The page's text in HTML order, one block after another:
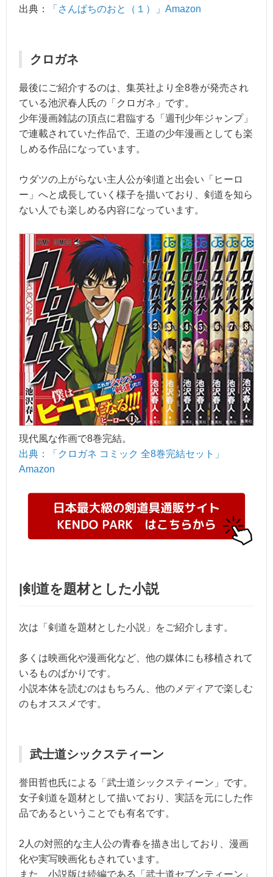
出典：
「さんぱちのおと（１）」Amazon
クロガネ
最後にご紹介するのは、集英社より全8巻が発売され
ている池沢春人氏の「クロガネ」です。
少年漫画雑誌の頂点に君臨する「週刊少年ジャンプ」
で連載されていた作品で、王道の少年漫画としても楽
しめる作品になっています。
ウダツの上がらない主人公が剣道と出会い「ヒーロ
ー」へと成長していく様子を描いており、剣道を知ら
ない人でも楽しめる内容になっています。
現代風な作画で8巻完結。
出典：「クロガネ コミック 全8巻完結セット」
Amazon
|剣道を題材とした小説
次は「剣道を題材とした小説」をご紹介します。
多くは映画化や漫画化など、他の媒体にも移植されて
いるものばかりです。
小説本体を読むのはもちろん、他のメディアで楽しむ
のもオススメです。
武士道シックスティーン
誉田哲也氏による「武士道シックスティーン」です。
女子剣道を題材として描いており、実話を元にした作
品であるということでも有名です。
2人の対照的な主人公の青春を描き出しており、漫画
化や実写映画化もされています。
また、小説版は続編である「武士道セブンティーン」